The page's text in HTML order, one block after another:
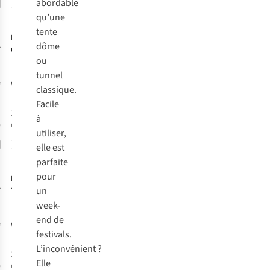
Comparer
Comparer
Fjällräven
Tente Abisko
€799,95
1
couleur
disponible
Comparer
RobensTente
Chaser 2 Lw
€349,95
1
couleur
disponible
Comparer
Fjällräven
Tente Abisko
Dome 2
€1 000,00
1
couleur
disponible
Fjällräven
Tente Abisko
Lite 2
€750,00
1
couleur
disponible
abordable
qu’une
tente
dôme
ou
tunnel
classique.
Facile
à
utiliser,
elle est
parfaite
pour
un
week-
end de
festivals.
L’inconvénient ?
Elle